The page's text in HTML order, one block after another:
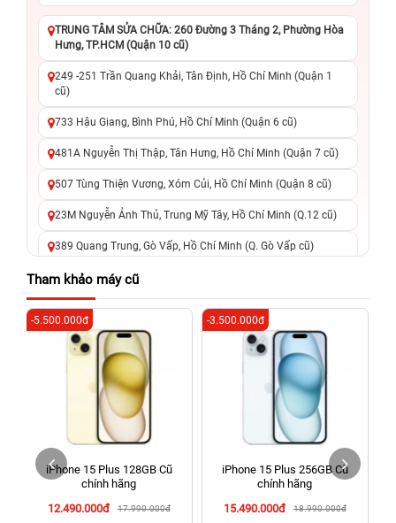
TRUNG TÂM SỬA CHỮA: 260 Đường 3 Tháng 2, Phường Hòa
Hưng, TP.HCM (Quận 10 cũ)
249 -251 Trần Quang Khải, Tân Định, Hồ Chí Minh (Quận 1
cũ)
733 Hậu Giang, Bình Phú, Hồ Chí Minh (Quận 6 cũ)
481A Nguyễn Thị Thập, Tân Hưng, Hồ Chí Minh (Quận 7 cũ)
507 Tùng Thiện Vương, Xóm Củi, Hồ Chí Minh (Quận 8 cũ)
23M Nguyễn Ảnh Thủ, Trung Mỹ Tây, Hồ Chí Minh (Q.12 cũ)
389 Quang Trung, Gò Vấp, Hồ Chí Minh (Q. Gò Vấp cũ)
625 - 625A Âu Cơ, Tân Phú, Hồ Chí Minh (Quận Tân Phú cũ)
326 Lê Văn Việt, Tăng Nhơn Phú, Hồ Chí Minh (Q.9 TP. Thủ
Đức cũ)
256 Võ Văn Ngân, Thủ Đức, Hồ Chí Minh (Bình Thọ, TP. Thủ
70 Nguyễn An Ninh, Dĩ An, Hồ Chí Minh (Bình Dương Cũ)
24h Vũng Tàu: 162A Ba Cu, Vũng Tàu, Hồ Chí Minh (TP. Vũng
Tàu cũ)
198 Hoàng Văn Thụ, Tân Sơn Nhất, Hồ Chí Minh (Tân Bình
Tham khảo máy cũ
iPhone 15 Plus 128GB Cũ
chính hãng
12.490.000đ
17.990.000đ
-5.500.000đ
iPhone 15 Plus 256GB Cũ
chính hãng
15.490.000đ
18.990.000đ
-3.500.000đ